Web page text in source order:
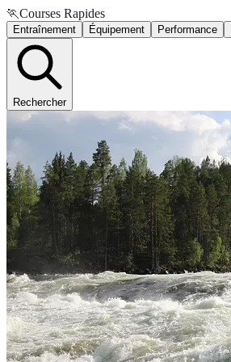
🏃Courses Rapides
Entraînement Équipement Performance
Rechercher